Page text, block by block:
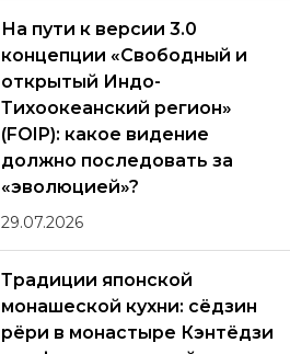
На пути к версии 3.0
концепции «Свободный и
открытый Индо-
Тихоокеанский регион»
(FOIP): какое видение
должно последовать за
«эволюцией»?
29.07.2026
Традиции японской
монашеской кухни: сёдзин
рёри в монастыре Кэнтёдзи